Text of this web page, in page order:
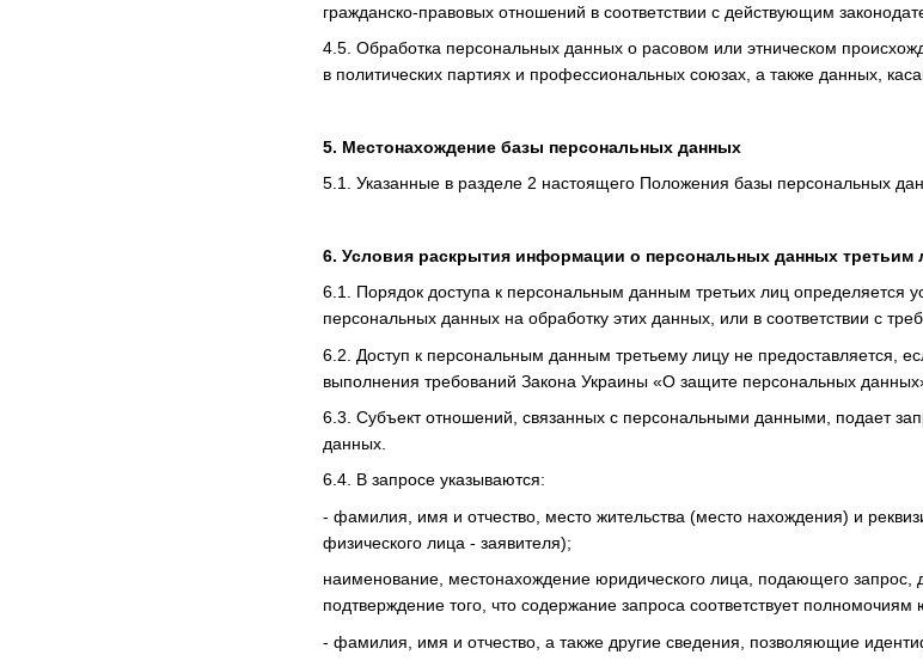
гражданско-правовых отношений в соответствии с действующим
4.5. Обработка персональных данных о расовом или этническом
в политических партиях и профессиональных союзах, а также данных,
5. Местонахождение базы персональных данных
5.1. Указанные в разделе 2 настоящего Положения базы персональных
6. Условия раскрытия информации о персональных данных третьим
6.1. Порядок доступа к персональным данным третьих лиц определяется
персональных данных на обработку этих данных, или в соответствии с
6.2. Доступ к персональным данным третьему лицу не предоставляется,
выполнения требований Закона Украины «О защите персональных
6.3. Субъект отношений, связанных с персональными данными, подает
данных.
6.4. В запросе указываются:
- фамилия, имя и отчество, место жительства (место нахождения) и
физического лица - заявителя);
наименование, местонахождение юридического лица, подающего
подтверждение того, что содержание запроса соответствует
- фамилия, имя и отчество, а также другие сведения, позволяющие